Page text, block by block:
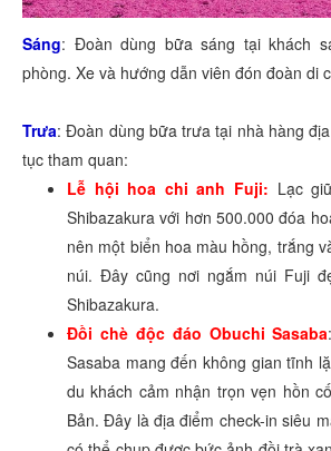
Sáng: Đoàn dùng bữa sáng tại khách
phòng. Xe và hướng dẫn viên đón đoàn di
Trưa: Đoàn dùng bữa trưa tại nhà hàng
tục tham quan:
Lễ hội hoa chi anh Fuji: Lạc
Shibazakura với hơn 500.000 đóa
nên một biển hoa màu hồng, trắng
núi. Đây cũng nơi ngắm núi Fuji
Shibazakura.
Đồi chè độc đáo Obuchi Sasaba
Sasaba mang đến không gian tĩnh
du khách cảm nhận trọn vẹn hồn
Bản. Đây là địa điểm check-in siêu